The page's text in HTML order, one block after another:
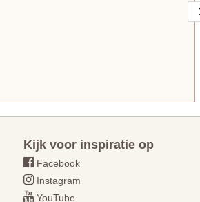
Kijk voor inspiratie op
Facebook
Instagram
YouTube